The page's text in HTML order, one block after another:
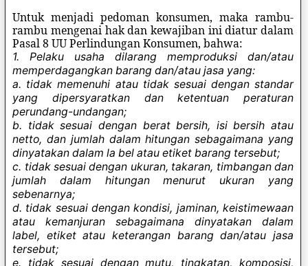
Untuk menjadi pedoman konsumen, maka rambu-
rambu mengenai hak dan kewajiban ini diatur dalam
Pasal 8 UU Perlindungan Konsumen, bahwa:
1. Pelaku usaha dilarang memproduksi dan/atau
memperdagangkan barang dan/atau jasa yang:
a. tidak memenuhi atau tidak sesuai dengan standar
yang dipersyaratkan dan ketentuan peraturan
perundang-undangan;
b. tidak sesuai dengan berat bersih, isi bersih atau
netto, dan jumlah dalam hitungan sebagaimana yang
dinyatakan dalam la bel atau etiket barang tersebut;
c. tidak sesuai dengan ukuran, takaran, timbangan dan
jumlah dalam hitungan menurut ukuran yang
sebenarnya;
d. tidak sesuai dengan kondisi, jaminan, keistimewaan
atau kemanjuran sebagaimana dinyatakan dalam
label, etiket atau keterangan barang dan/atau jasa
tersebut;
e. tidak sesuai dengan mutu, tingkatan, komposisi,